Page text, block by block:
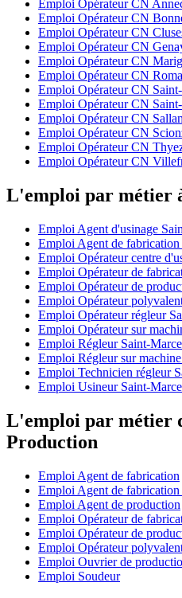
Emploi Opérateur CN
Emploi Opérateur CN
Emploi Opérateur CN
Emploi Opérateur CN
Emploi Opérateur CN
Emploi Opérateur CN
Emploi Opérateur CN
Emploi Opérateur CN
Emploi Opérateur CN
Emploi Opérateur CN
Emploi Opérateur CN
Emploi Opérateur CN
L'emploi par métier
Emploi Agent d'usinage
Emploi Agent de
Emploi Opérateur centre
Emploi Opérateur de
Emploi Opérateur de
Emploi Opérateur
Emploi Opérateur régleur
Emploi Opérateur sur
Emploi Régleur Saint-
Emploi Régleur sur
Emploi Technicien régleur
Emploi Usineur Saint-
L'emploi par métier
Production
Emploi Agent de fabrication
Emploi Agent de
Emploi Agent de production
Emploi Opérateur de
Emploi Opérateur de
Emploi Opérateur
Emploi Ouvrier de
Emploi Soudeur